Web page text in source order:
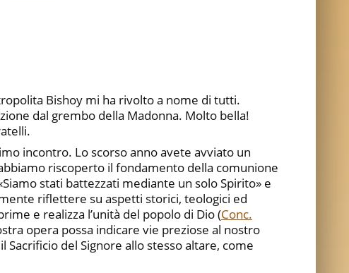
Bishoy mi ha rivolto a nome di tutti.
dal grembo della Madonna. Molto bella!
incontro. Lo scorso anno avete avviato un
riscoperto il fondamento della comunione
stati battezzati mediante un solo Spirito» e
riflettere su aspetti storici, teologici ed
e realizza l’unità del popolo di Dio (Conc.
opera possa indicare vie preziose al nostro
del Signore allo stesso altare, come